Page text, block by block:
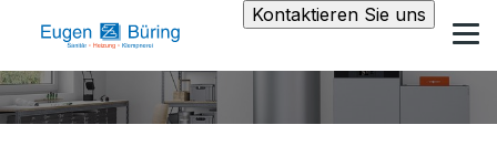
Kontaktieren Sie uns